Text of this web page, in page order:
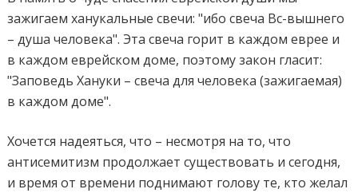
зажигаем ханукальные свечи: "ибо свеча Вс-вышнего
– душа человека". Эта свеча горит в каждом еврее и
в каждом еврейском доме, поэтому закон гласит:
"Заповедь Хануки – свеча для человека (зажигаемая)
в каждом доме".
Хочется надеяться, что – несмотря на то, что
антисемитизм продолжает существовать и сегодня,
и время от времени поднимают голову те, кто желал